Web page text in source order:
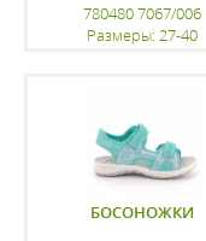
780480 7067/006
Размеры: 27-40
БОСОНОЖКИ